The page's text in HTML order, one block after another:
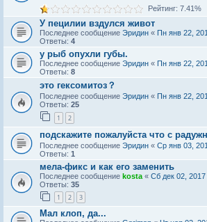
Рейтинг: 7.41%
У пецилии вздулся живот
Последнее сообщение Эридин « Пн янв 22,
Ответы: 4
у рыб опухли губы.
Последнее сообщение Эридин « Пн янв 22,
Ответы: 8
это гексомитоз？
Последнее сообщение Эридин « Пн янв 22,
Ответы: 25
1 2
подскажите пожалуйста что с
Последнее сообщение Эридин « Ср янв 03,
Ответы: 1
мела-фикс и как его заменить
Последнее сообщение kosta « Сб дек 02,
Ответы: 35
1 2 3
Мал клоп, да...